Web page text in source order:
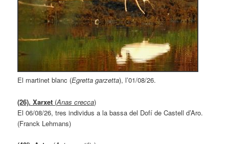
El martinet blanc (Egretta garzetta), l’01/08/26.
(26). Xarxet (Anas crecca)
El 06/08/26, tres individus a la bassa del Dofí de Castell d’Aro.
(Franck Lehmans)